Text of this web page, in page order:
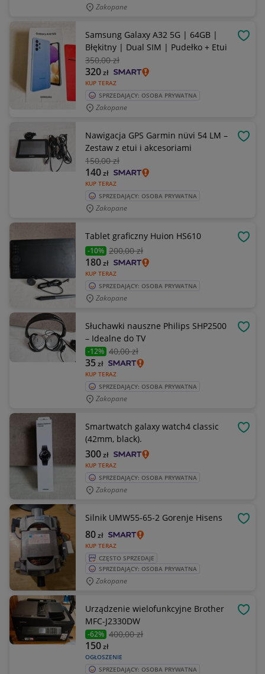
Zakopane
Samsung Galaxy A32 5G | 64GB |
Błękitny | Dual SIM | Pudełko + Etui
350,00 zł
KUP TERAZ
320zł
SPRZEDAJĄCY: OSOBA PRYWATNA
Zakopane
Nawigacja GPS Garmin nüvi 54 LM –
Zestaw z etui i akcesoriami
150,00 zł
KUP TERAZ
140zł
SPRZEDAJĄCY: OSOBA PRYWATNA
Zakopane
Tablet graficzny Huion HS610
-10% 200,00 zł
KUP TERAZ
180zł
SPRZEDAJĄCY: OSOBA PRYWATNA
Zakopane
Słuchawki nauszne Philips SHP2500
– Idealne do TV
-12% 40,00 zł
KUP TERAZ
35zł
SPRZEDAJĄCY: OSOBA PRYWATNA
Zakopane
Smartwatch galaxy watch4 classic
(42mm, black).
KUP TERAZ
300zł
SPRZEDAJĄCY: OSOBA PRYWATNA
Zakopane
Silnik UMW55-65-2 Gorenje Hisens
KUP TERAZ
80zł
CZĘSTO SPRZEDAJE
SPRZEDAJĄCY: OSOBA PRYWATNA
Zakopane
Urządzenie wielofunkcyjne Brother
MFC-J2330DW
-62% 400,00 zł
OGŁOSZENIE
150zł
SPRZEDAJĄCY: OSOBA PRYWATNA